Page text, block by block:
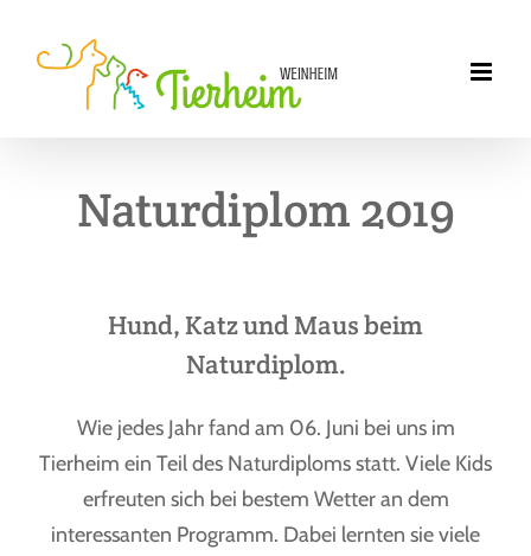
Inhalt
Naturdiplom 2019
Hund, Katz und Maus beim
Naturdiplom.
Wie jedes Jahr fand am 06. Juni bei uns im
Tierheim ein Teil des Naturdiploms statt. Viele Kids
erfreuten sich bei bestem Wetter an dem
interessanten Programm. Dabei lernten sie viele